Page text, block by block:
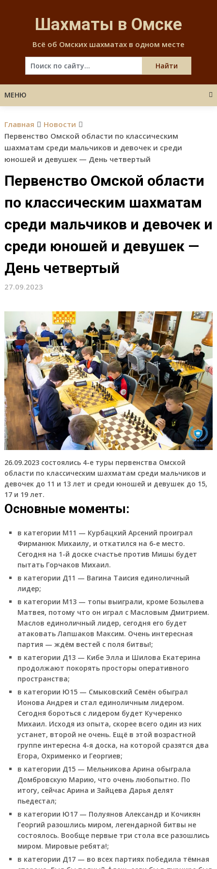
content
Шахматы в Омске
Всё об Омских шахматах в одном месте
МЕНЮ
Главная
Новости
Первенство Омской области по классическим
шахматам среди мальчиков и девочек и среди
юношей и девушек — День четвертый
Первенство Омской области
по классическим шахматам
среди мальчиков и девочек и
среди юношей и девушек —
День четвертый
27.09.2023
26.09.2023 состоялись 4-е туры первенства Омской
области по классическим шахматам среди мальчиков и
девочек до 11 и 13 лет и среди юношей и девушек до 15,
17 и 19 лет.
Основные моменты:
в категории М11 — Курбацкий Арсений проиграл
Фирманюк Михаилу, и откатился на 6-е место.
Сегодня на 1-й доске счастье против Мишы будет
пытать Горчаков Михаил.
в категории Д11 — Вагина Таисия единоличный
лидер;
в категории М13 — топы выиграли, кроме Бозылева
Матвея, потому что он играл с Масловым Дмитрием.
Маслов единоличный лидер, сегодня его будет
атаковать Лапшаков Максим. Очень интересная
партия — ждём вестей с поля битвы!;
в категории Д13 — Кибе Элла и Шилова Екатерина
продолжают покорять просторы оперативного
пространства;
в категории Ю15 — Смыковский Семён обыграл
Ионова Андрея и стал единоличным лидером.
Сегодня бороться с лидером будет Кучеренко
Михаил. Исходя из опыта, скорее всего один из них
устанет, второй не очень. Ещё в этой возрастной
группе интересна 4-я доска, на которой сразятся два
Егора, Охрименко и Георгиев;
в категории Д15 — Мельникова Арина обыграла
Домбровскую Марию, что очень любопытно. По
итогу, сейчас Арина и Зайцева Дарья делят
пьедестал;
в категории Ю17 — Полуянов Александр и Кочикян
Георгий разошлись миром, легендарной битвы не
состоялось. Вообще первые три стола все разошлись
миром. Мировые ребята!;
в категории Д17 — во всех партиях победила тёмная